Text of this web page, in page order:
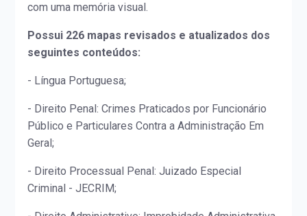
com uma memória visual.
Possui 226 mapas revisados e atualizados dos
seguintes conteúdos:
- Língua Portuguesa;
- Direito Penal: Crimes Praticados por Funcionário
Público e Particulares Contra a Administração Em
Geral;
- Direito Processual Penal: Juizado Especial
Criminal - JECRIM;